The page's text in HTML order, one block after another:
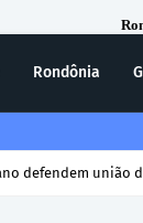
Rondônia
homenagem do